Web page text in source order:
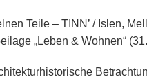
Teile – TINN’ / Islen,
„Leben & Wohnen“